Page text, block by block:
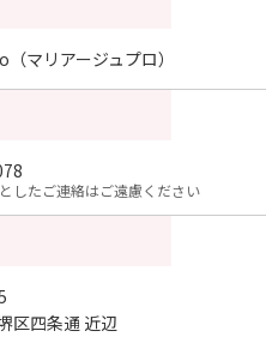
マリアージュプロ）
したご連絡はご遠慮ください
区四条通 近辺